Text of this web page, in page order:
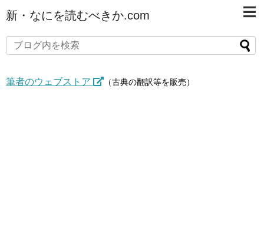
新・なにを読むべきか.com
筆者のウェブストア （古典の翻訳等を販売）